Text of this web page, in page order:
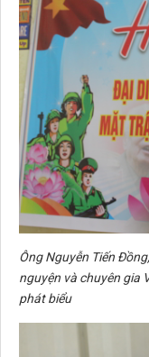
Ông Nguyễn Tiến
nguyện và chuyên gia
phát biểu